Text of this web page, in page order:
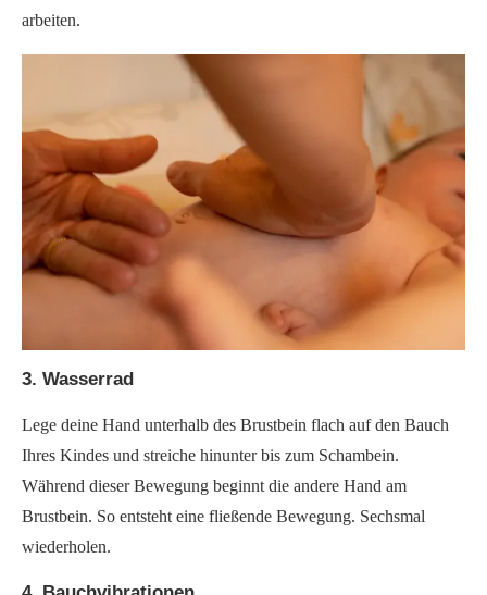
arbeiten.
3. Wasserrad
Lege deine Hand unterhalb des Brustbein flach auf den Bauch
Ihres Kindes und streiche hinunter bis zum Schambein.
Während dieser Bewegung beginnt die andere Hand am
Brustbein. So entsteht eine fließende Bewegung. Sechsmal
wiederholen.